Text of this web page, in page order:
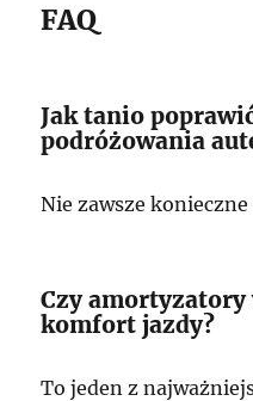
FAQ
Jak tanio
podróżowania
Nie zawsze
Czy amortyzatory
komfort jazdy?
To jeden z